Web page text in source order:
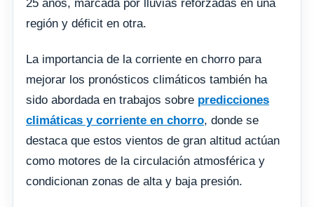
25 años, marcada por lluvias reforzadas en una
región y déficit en otra.
La importancia de la corriente en chorro para
mejorar los pronósticos climáticos también ha
sido abordada en trabajos sobre predicciones
climáticas y corriente en chorro, donde se
destaca que estos vientos de gran altitud actúan
como motores de la circulación atmosférica y
condicionan zonas de alta y baja presión.